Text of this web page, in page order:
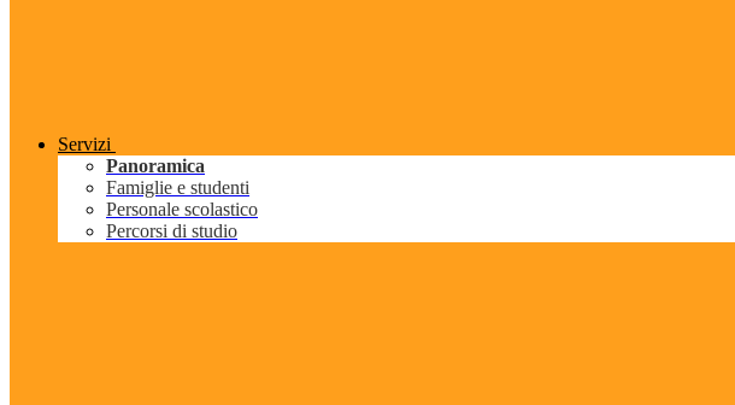
Servizi
Panoramica
Famiglie e studenti
Personale scolastico
Percorsi di studio